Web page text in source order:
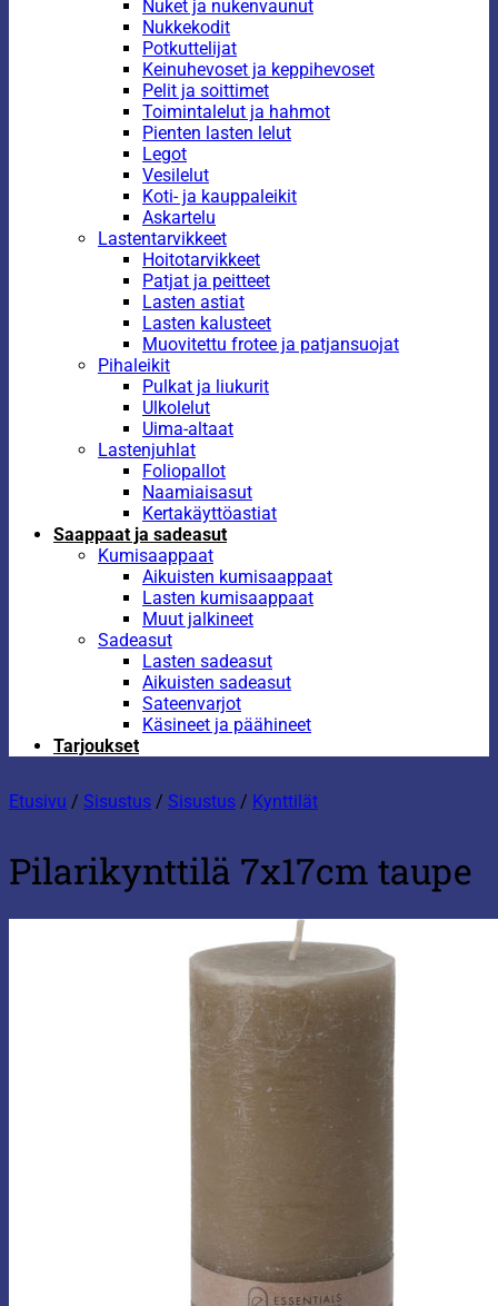
Nuket ja nukenvaunut
Nukkekodit
Potkuttelijat
Keinuhevoset ja keppihevoset
Pelit ja soittimet
Toimintalelut ja hahmot
Pienten lasten lelut
Legot
Vesilelut
Koti- ja kauppaleikit
Askartelu
Lastentarvikkeet
Hoitotarvikkeet
Patjat ja peitteet
Lasten astiat
Lasten kalusteet
Muovitettu frotee ja patjansuojat
Pihaleikit
Pulkat ja liukurit
Ulkolelut
Uima-altaat
Lastenjuhlat
Foliopallot
Naamiaisasut
Kertakäyttöastiat
Saappaat ja sadeasut
Kumisaappaat
Aikuisten kumisaappaat
Lasten kumisaappaat
Muut jalkineet
Sadeasut
Lasten sadeasut
Aikuisten sadeasut
Sateenvarjot
Käsineet ja päähineet
Tarjoukset
Etusivu / Sisustus / Sisustus / Kynttilät
Pilarikynttilä 7x17cm taupe